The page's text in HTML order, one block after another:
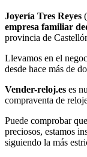
Joyería Tres Reyes
empresa familiar
provincia de
Llevamos en el
desde hace más de
Vender-reloj.es es
compraventa de
Puede comprobar
preciosos, estamos
siguiendo la más